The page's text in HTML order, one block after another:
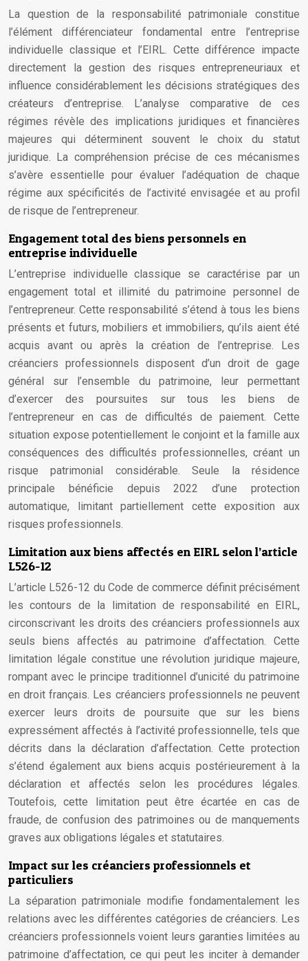
La question de la responsabilité patrimoniale constitue
l’élément différenciateur fondamental entre l’entreprise
individuelle classique et l’EIRL. Cette différence impacte
directement la gestion des risques entrepreneuriaux et
influence considérablement les décisions stratégiques des
créateurs d’entreprise. L’analyse comparative de ces
régimes révèle des implications juridiques et financières
majeures qui déterminent souvent le choix du statut
juridique. La compréhension précise de ces mécanismes
s’avère essentielle pour évaluer l’adéquation de chaque
régime aux spécificités de l’activité envisagée et au profil
de risque de l’entrepreneur.
Engagement total des biens personnels en
entreprise individuelle
L’entreprise individuelle classique se caractérise par un
engagement total et illimité du patrimoine personnel de
l’entrepreneur. Cette responsabilité s’étend à tous les biens
présents et futurs, mobiliers et immobiliers, qu’ils aient été
acquis avant ou après la création de l’entreprise. Les
créanciers professionnels disposent d’un droit de gage
général sur l’ensemble du patrimoine, leur permettant
d’exercer des poursuites sur tous les biens de
l’entrepreneur en cas de difficultés de paiement. Cette
situation expose potentiellement le conjoint et la famille aux
conséquences des difficultés professionnelles, créant un
risque patrimonial considérable. Seule la résidence
principale bénéficie depuis 2022 d’une protection
automatique, limitant partiellement cette exposition aux
risques professionnels.
Limitation aux biens affectés en EIRL selon l’article
L526-12
L’article L526-12 du Code de commerce définit précisément
les contours de la limitation de responsabilité en EIRL,
circonscrivant les droits des créanciers professionnels aux
seuls biens affectés au patrimoine d’affectation. Cette
limitation légale constitue une révolution juridique majeure,
rompant avec le principe traditionnel d’unicité du patrimoine
en droit français. Les créanciers professionnels ne peuvent
exercer leurs droits de poursuite que sur les biens
expressément affectés à l’activité professionnelle, tels que
décrits dans la déclaration d’affectation. Cette protection
s’étend également aux biens acquis postérieurement à la
déclaration et affectés selon les procédures légales.
Toutefois, cette limitation peut être écartée en cas de
fraude, de confusion des patrimoines ou de manquements
graves aux obligations légales et statutaires.
Impact sur les créanciers professionnels et
particuliers
La séparation patrimoniale modifie fondamentalement les
relations avec les différentes catégories de créanciers. Les
créanciers professionnels voient leurs garanties limitées au
patrimoine d’affectation, ce qui peut les inciter à demander